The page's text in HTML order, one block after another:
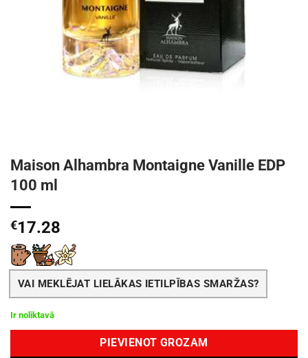
Maison Alhambra Montaigne Vanille EDP
100 ml
€17.28
VAI MEKLĒJAT LIELĀKAS IETILPĪBAS SMARŽAS?
Ir noliktavā
PIEVIENOT GROZAM